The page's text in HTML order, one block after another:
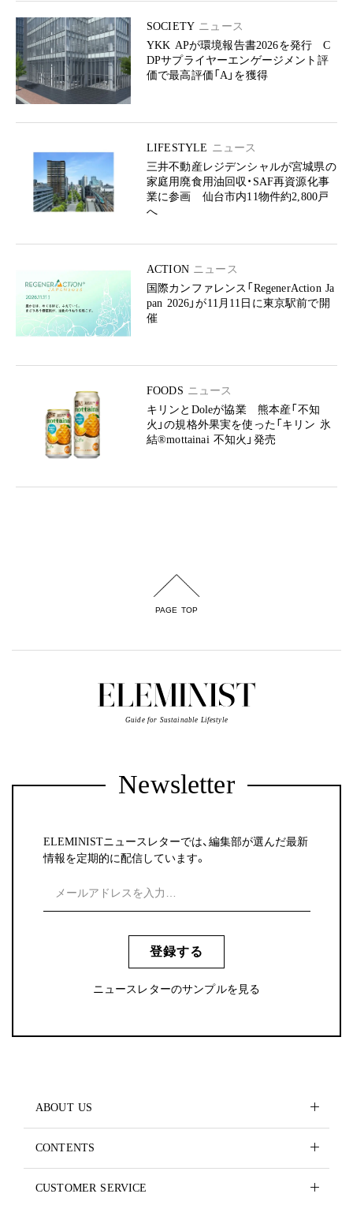
SOCIETY ニュース
YKK APが環境報告書2026を発行 C
DPサプライヤーエンゲージメント評
価で最高評価「A」を獲得
LIFESTYLE
ニュース
三井不動産レジデンシャルが宮城県の
家庭用廃食用油回収・SAF再資源化事
業に参画 仙台市内11物件約2,800戸
へ
ACTION ニュース
国際カンファレンス「RegenerAction Ja
pan 2026」が11月11日に東京駅前で開
催
FOODS ニュース
キリンとDoleが協業 熊本産「不知
火」の規格外果実を使った「キリン 氷
結®mottainai 不知火」発売
PAGE TOP
Guide for Sustainable Lifestyle
Newsletter
ELEMINISTニュースレターでは、編集部が選んだ最新
情報を定期的に配信しています。
登録する
ニュースレターのサンプルを見る
ABOUT US
CONTENTS
CUSTOMER SERVICE